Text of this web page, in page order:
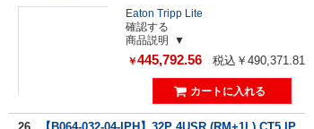
Eaton Tripp Lite
確認する
商品説明
￥445,792.56 税込￥490,371.81